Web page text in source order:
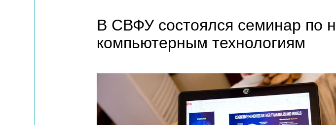
В СВФУ состоялся семинар по
компьютерным технологиям